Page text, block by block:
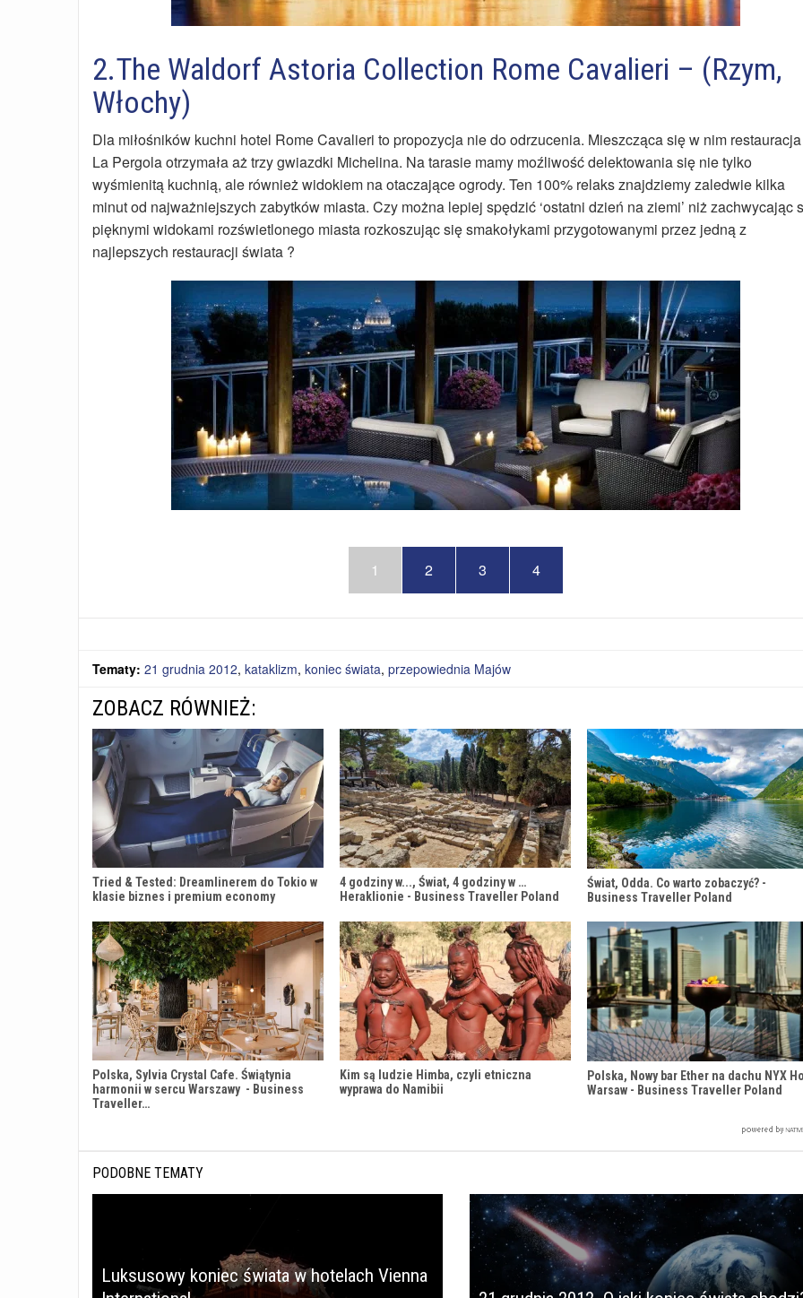
2.The Waldorf Astoria Collection Rome Cavalieri – (Rzym,
Włochy)
Dla miłośników kuchni hotel Rome Cavalieri to propozycja nie do odrzucenia. Mieszcząca się w nim restauracja
La Pergola otrzymała aż trzy gwiazdki Michelina. Na tarasie mamy moźliwość delektowania się nie tylko
wyśmienitą kuchnią, ale również widokiem na otaczające ogrody. Ten 100% relaks znajdziemy zaledwie kilka
minut od najważniejszych zabytków miasta. Czy można lepiej spędzić ‘ostatni dzień na ziemi’ niż zachwycając
pięknymi widokami rozświetlonego miasta rozkoszując się smakołykami przygotowanymi przez jedną z
najlepszych restauracji świata ?
1 2 3 4
Tematy: 21 grudnia 2012, kataklizm, koniec świata, przepowiednia Majów
ZOBACZ RÓWNIEŻ:
Tried & Tested: Dreamlinerem do Tokio w
klasie biznes i premium economy
4 godziny w..., Świat, 4 godziny w …
Heraklionie - Business Traveller Poland
Świat, Odda. Co warto zobaczyć? -
Business Traveller Poland
Polska, Sylvia Crystal Cafe. Świątynia
harmonii w sercu Warszawy - Business
Traveller…
Kim są ludzie Himba, czyli etniczna
wyprawa do Namibii
Polska, Nowy bar Ether na dachu NYX
Warsaw - Business Traveller Poland
PODOBNE TEMATY
Luksusowy koniec świata w hotelach Vienna